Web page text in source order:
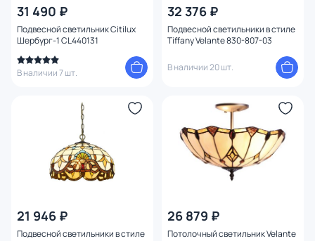
31 490 ₽
Подвесной светильник Citilux
Шербург-1 CL440131
В наличии 7 шт.
32 376 ₽
Подвесной светильники в стиле
Tiffany Velante 830-807-03
В наличии 20 шт.
21 946 ₽
Подвесной светильники в стиле
26 879 ₽
Потолочный светильник Velante
Страна
Материал
Тип помещения
Оформление